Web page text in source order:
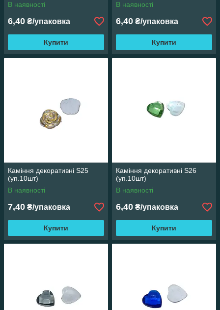
В наявності
6,40 ₴/упаковка
Купити
В наявності
6,40 ₴/упаковка
Купити
Каміння декоративні S25
(уп.10шт)
В наявності
7,40 ₴/упаковка
Купити
Каміння декоративні S26
(уп.10шт)
В наявності
6,40 ₴/упаковка
Купити